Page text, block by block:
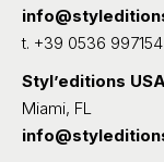
t. +39 0536 997154
Styl’editions
Miami, FL